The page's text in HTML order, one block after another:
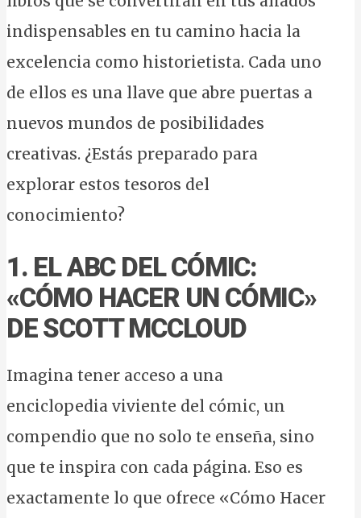
indispensables en tu camino hacia la
excelencia como historietista. Cada uno
de ellos es una llave que abre puertas a
nuevos mundos de posibilidades
creativas. ¿Estás preparado para
explorar estos tesoros del
conocimiento?
1. EL ABC DEL CÓMIC:
«CÓMO HACER UN CÓMIC»
DE SCOTT MCCLOUD
Imagina tener acceso a una
enciclopedia viviente del cómic, un
compendio que no solo te enseña, sino
que te inspira con cada página. Eso es
exactamente lo que ofrece «Cómo Hacer